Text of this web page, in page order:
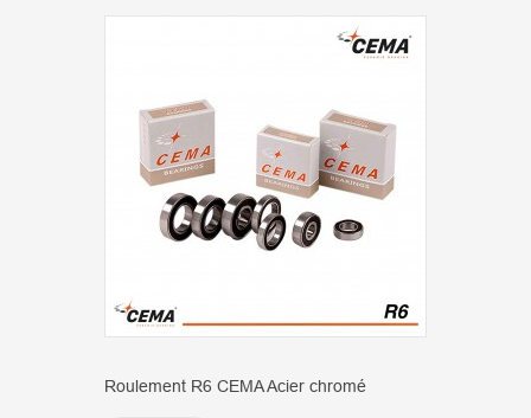
Roulement R6 CEMA Acier chromé